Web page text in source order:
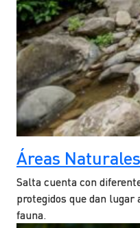
Áreas
Salta cuenta con
protegidos que dan lugar
fauna.